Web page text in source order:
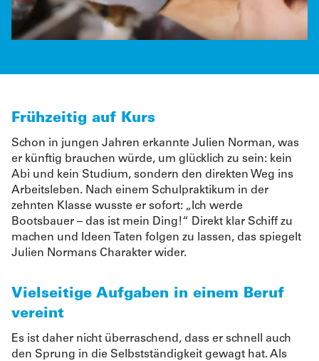
Frühzeitig auf Kurs
Schon in jungen Jahren erkannte Julien Norman, was
er künftig brauchen würde, um glücklich zu sein: kein
Abi und kein Studium, sondern den direkten Weg ins
Arbeitsleben. Nach einem Schulpraktikum in der
zehnten Klasse wusste er sofort: „Ich werde
Bootsbauer – das ist mein Ding!“ Direkt klar Schiff zu
machen und Ideen Taten folgen zu lassen, das spiegelt
Julien Normans Charakter wider.
Vielseitige Aufgaben in einem Beruf
vereint
Es ist daher nicht überraschend, dass er schnell auch
den Sprung in die Selbstständigkeit gewagt hat. Als